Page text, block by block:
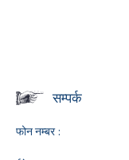
सम्पर्क
फोन नम्बर :